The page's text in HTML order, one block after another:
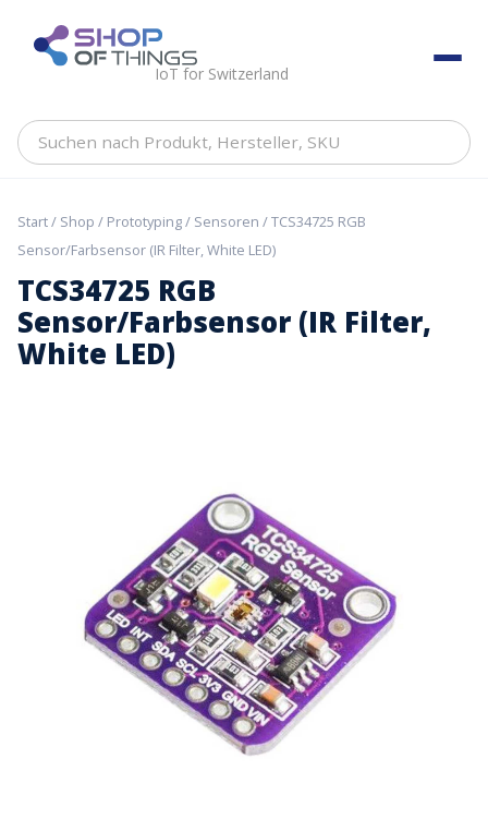
content ShopOfThings
IoT for Switzerland
Suchen
Hersteller,
Start/ Shop / Prototyping/ Sensoren / TCS34725 RGB
Sensor/Farbsensor (IR Filter, White LED)
TCS34725 RGB
Sensor/Farbsensor (IR Filter,
White LED)